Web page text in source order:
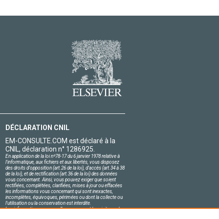
DÉCLARATION CNIL
EM-CONSULTE.COM est déclaré à la
CNIL, déclaration n° 1286925.
En application de la loi nº78-17 du 6 janvier 1978 relative à
l'informatique, aux fichiers et aux libertés, vous disposez
des droits d'opposition (art.26 de la loi), d'accès (art.34 à 38
de la loi), et de rectification (art.36 de la loi) des données
vous concernant. Ainsi, vous pouvez exiger que soient
rectifiées, complétées, clarifiées, mises à jour ou effacées
les informations vous concernant qui sont inexactes,
incomplètes, équivoques, périmées ou dont la collecte ou
l'utilisation ou la conservation est interdite.
Les informations personnelles concernant les visiteurs de